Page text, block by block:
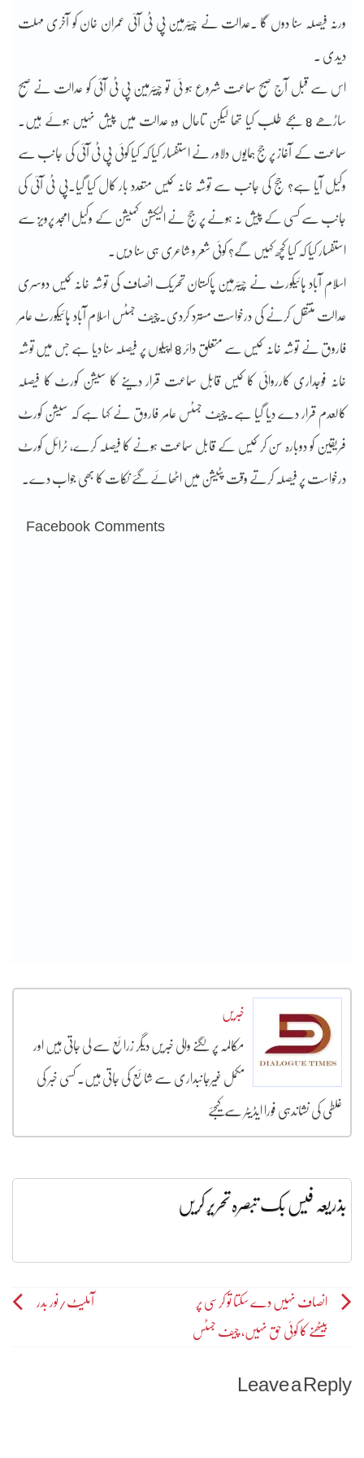
ورنہ فیصلہ سنا دوں گا ۔عدالت نے چیئرمین پی ٹی آئی عمران خان کو آخری مہلت
دیدی ۔
اس سے قبل آج صبح سماعت شروع ہو ئی تو چیئرمین پی ٹی آئی کو عدالت نے صبح
ساڑھے 8 بجے طلب کیا تھا لیکن تاحال وہ عدالت میں پیش نہیں ہوئے ہیں۔
سماعت کے آغاز پر جج ہمایوں دلاور نے استفسار کیا کہ کیا کوئی پی ٹی آئی کی جانب سے
وکیل آیا ہے؟ جج کی جانب سے توشہ خانہ کیس متعدد بار کال کیا گیا۔پی ٹی آئی کی
جانب سے کسی کے پیش نہ ہونے پر جج نے الیکشن کمیشن کے وکیل امجد پرویز سے
استفسار کیا کہ کیا کچھ کہیں گے؟ کوئی شعر و شاعری ہی سنا دیں۔
اسلام آباد ہائیکورٹ نے چیئرمین پاکستان تحریک انصاف کی توشہ خانہ کیس دوسری
عدالت منتقل کرنے کی درخواست مسترد کردی۔چیف جسٹس اسلام آباد ہائیکورٹ عامر
فاروق نے توشہ خانہ کیس سے متعلق دائر 8 اپیلوں پر فیصلہ سنا دیا ہے جس میں توشہ
خانہ فوجداری کارروائی کا کیس قابل سماعت قرار دینے کا سیشن کورٹ کا فیصلہ
کالعدم قرار دے دیا گیا ہے۔چیف جسٹس عامر فاروق نے کہا ہے کہ سیشن کورٹ
فریقین کو دوبارہ سن کر کیس کے قابل سماعت ہونے کا فیصلہ کرے، ٹرائل کورٹ
درخواست پر فیصلہ کرتے وقت پٹیشن میں اٹھائے گئے نکات کا بھی جواب دے۔
Facebook Comments
خبریں
مکالمہ پر لگنے والی خبریں دیگر زرائع سے لی جاتی ہیں اور
مکمل غیرجانبداری سے شائع کی جاتی ہیں۔ کسی خبر کی
غلطی کی نشاندہی فورا ایڈیٹر سے کیجئے
بذریعہ فیس بک تبصرہ تحریر کریں
Post
navigation
انصاف نہیں دے سکتا تو کرسی پر
بیٹھنے کا کوئی حق نہیں، چیف جسٹس
آملیٹ/نور بدر
Leave a Reply